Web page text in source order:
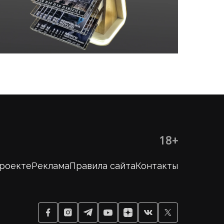
18+
РекламаПравила сайтаКонтакты